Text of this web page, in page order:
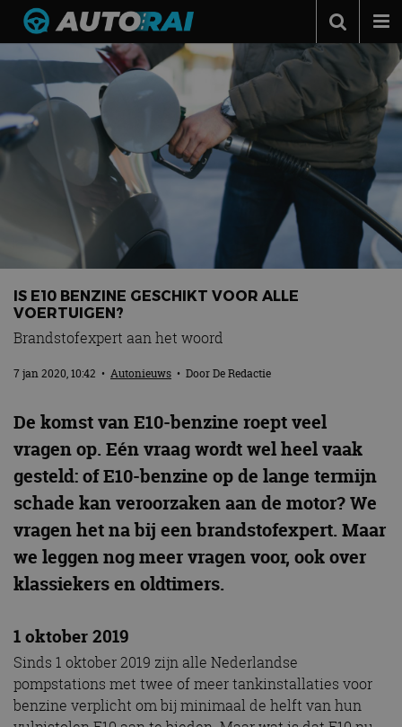
Autonieuws
Podcast
Autotests
Automerken
Adverteren
Contact
MotorRAI.nl
IS E10 BENZINE GESCHIKT VOOR ALLE
VOERTUIGEN?
Brandstofexpert aan het woord
7 jan 2020, 10:42 • Autonieuws • DoorDe Redactie
De komst van E10-benzine roept veel
vragen op. Eén vraag wordt wel heel vaak
gesteld: of E10-benzine op de lange termijn
schade kan veroorzaken aan de motor? We
vragen het na bij een brandstofexpert. Maar
we leggen nog meer vragen voor, ook over
klassiekers en oldtimers.
1 oktober 2019
Sinds 1 oktober 2019 zijn alle Nederlandse
pompstations met twee of meer tankinstallaties voor
benzine verplicht om bij minimaal de helft van hun